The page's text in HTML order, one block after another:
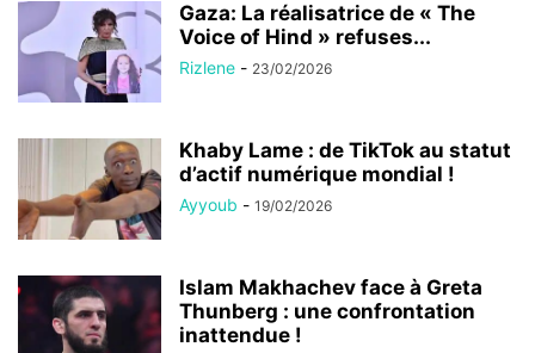
Gaza: La réalisatrice de « The
Voice of Hind » refuses...
Rizlene - 23/02/2026
Khaby Lame : de TikTok au statut
d’actif numérique mondial !
Ayyoub - 19/02/2026
Islam Makhachev face à Greta
Thunberg : une confrontation
inattendue !